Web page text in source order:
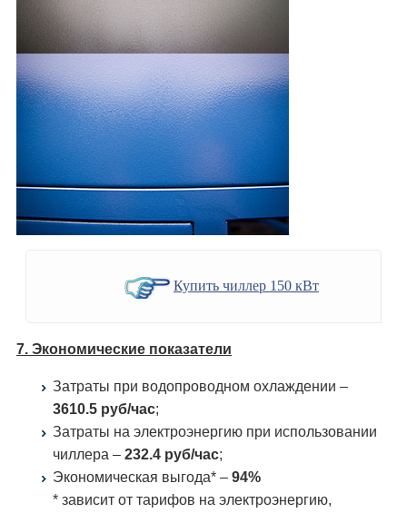
Купить чиллер 150 кВт
7. Экономические показатели
Затраты при водопроводном охлаждении –
3610.5 руб/час;
Затраты на электроэнергию при использовании
чиллера – 232.4 руб/час;
Экономическая выгода* – 94%
* зависит от тарифов на электроэнергию,